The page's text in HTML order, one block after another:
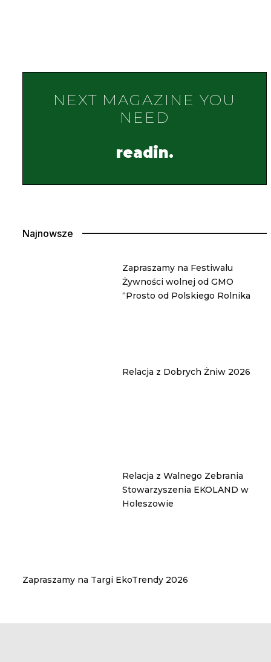
NEXT MAGAZINE YOU
NEED
readin.
Najnowsze
Zapraszamy na Festiwalu
Żywności wolnej od GMO
“Prosto od Polskiego Rolnika
Relacja z Dobrych Żniw 2026
Relacja z Walnego Zebrania
Stowarzyszenia EKOLAND w
Holeszowie
Zapraszamy na Targi EkoTrendy 2026